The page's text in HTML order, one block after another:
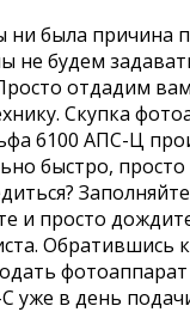
ни была причина
не будем
отдадим
Скупка
6100 АПС-Ц
быстро, просто
и просто
Обратившись
фотоаппарат
уже в день